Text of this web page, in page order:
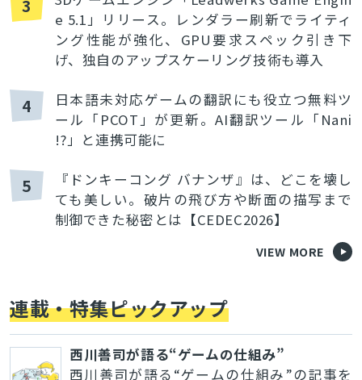
3
e 5.1」リリース。レンダラー刷新でライティ
ング性能が強化、GPU要求スペック引き下
げ、独自のアップスケーリング技術も導入
4
日本語未対応ゲームの翻訳にも役立つ無料ツ
ール「PCOT」が更新。AI翻訳ツール「Nani
!?」と連携可能に
5
『ドンキーコング バナンザ』は、どこを壊し
ても美しい。破片の飛び方や断面の描写まで
制御できた秘密とは【CEDEC2026】
VIEW MORE
連載・特集ピックアップ
西川善司が語る“ゲームの仕組み”
西川善司が語る“ゲームの仕組み”の記事を